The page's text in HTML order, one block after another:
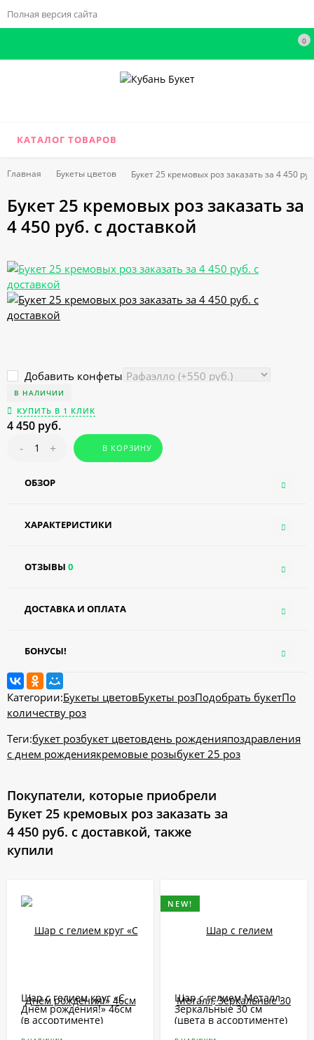
Полная версия сайта
0
КАТАЛОГ ТОВАРОВ
Главная Букеты цветов Букет 25 кремовых роз заказать за 4 450
Букет 25 кремовых роз заказать за
4 450 руб. с доставкой
Добавить конфеты
В НАЛИЧИИ
КУПИТЬ В 1 КЛИК
4 450 руб.
-
+ В КОРЗИНУ
ОБЗОР
ХАРАКТЕРИСТИКИ
ОТЗЫВЫ 0
ДОСТАВКА И ОПЛАТА
БОНУСЫ!
Категории:Букеты цветовБукеты розПодобрать букетПо
количеству роз
Теги:букет розбукет цветовдень рожденияпоздравления
с днем рождениякремовые розыбукет 25 роз
Покупатели, которые приобрели
Букет 25 кремовых роз заказать за
4 450 руб. с доставкой, также
купили
Шар с гелием круг «С
Днём рождения!» 46см
(в ассортименте)
NEW!
Шар с гелием Металл,
Зеркальные 30 см
(цвета в ассортименте)